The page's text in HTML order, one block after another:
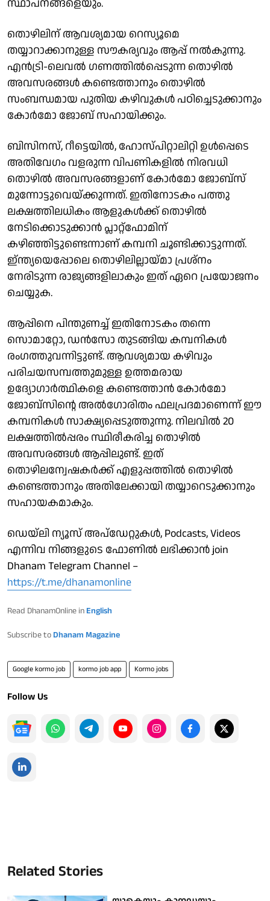
സ്ഥാപനങ്ങളെയും.
തൊഴിലിന് ആവശ്യമായ റെസ്യൂമെ
തയ്യാറാക്കാനുള്ള സൗകര്യവും ആപ്പ് നല്‍കുന്നു.
എന്‍ട്രി-ലെവല്‍ ഗണത്തില്‍പ്പെടുന്ന തൊഴില്‍
അവസരങ്ങള്‍ കണ്ടെത്താനും തൊഴില്‍
സംബന്ധമായ പുതിയ കഴിവുകള്‍ പഠിച്ചെടുക്കാനും
കോര്‍മോ ജോബ് സഹായിക്കും.
ബിസിനസ്, റീട്ടെയില്‍, ഹോസ്പിറ്റാലിറ്റി ഉള്‍പ്പെടെ
അതിവേഗം വളരുന്ന വിപണികളില്‍ നിരവധി
തൊഴില്‍ അവസരങ്ങളാണ് കോര്‍മോ ജോബ്സ്
മുന്നോട്ടുവെയ്ക്കുന്നത്. ഇതിനോടകം പത്തു
ലക്ഷത്തിലധികം ആളുകള്‍ക്ക് തൊഴില്‍
നേടിക്കൊടുക്കാന്‍ പ്ലാറ്റ്ഫോമിന്
കഴിഞ്ഞിട്ടുണ്ടെന്നാണ് കമ്പനി ചൂണ്ടിക്കാട്ടുന്നത്.
ഇ്ന്ത്യയെപ്പോലെ തൊഴിലില്ലായ്മാ പ്രശ്‌നം
നേരിടുന്ന രാജ്യങ്ങളിലാകും ഇത് ഏറെ പ്രയോജനം
ചെയ്യുക.
ആപ്പിനെ പിന്തുണച്ച് ഇതിനോടകം തന്നെ
സൊമാറ്റോ, ഡന്‍സോ തുടങ്ങിയ കമ്പനികള്‍
രംഗത്തുവന്നിട്ടുണ്ട്. ആവശ്യമായ കഴിവും
പരിചയസമ്പത്തുമുള്ള ഉത്തമരായ
ഉദ്യോഗാര്‍ത്ഥികളെ കണ്ടെത്താന്‍ കോര്‍മോ
ജോബ്സിന്റെ അല്‍ഗോരിതം ഫലപ്രദമാണെന്ന് ഈ
കമ്പനികള്‍ സാക്ഷ്യപ്പെടുത്തുന്നു. നിലവില്‍ 20
ലക്ഷത്തില്‍പ്പരം സ്ഥിരീകരിച്ച തൊഴില്‍
അവസരങ്ങള്‍ ആപ്പിലുണ്ട്. ഇത്
തൊഴിലന്വേഷകര്‍ക്ക് എളുപ്പത്തില്‍ തൊഴില്‍
കണ്ടെത്താനും അതിലേക്കായി തയ്യാറെടുക്കാനും
സഹായകമാകും.
ഡെയ്‌ലി ന്യൂസ് അപ്‌ഡേറ്റുകള്‍, Podcasts, Videos
എന്നിവ നിങ്ങളുടെ ഫോണിൽ ലഭിക്കാൻ join
Dhanam Telegram Channel –
https://t.me/dhanamonline
Read DhanamOnline in English
Subscribe to Dhanam Magazine
Google kormo job kormo job app Kormo jobs
Follow Us
Related Stories